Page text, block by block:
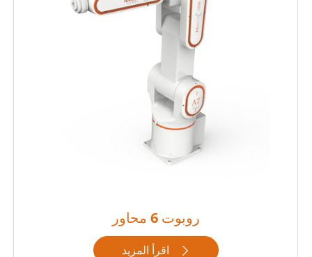
روبوت 6 محاور
اقرأ المزيد 